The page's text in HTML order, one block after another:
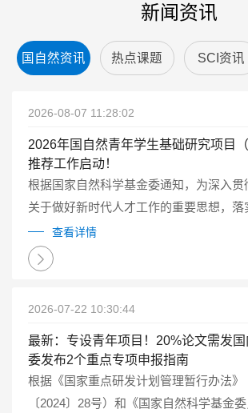
新闻资讯
国自然资讯 热点课题 SCI资讯
2026-08-07 11:28:02
2026年国自然青年学生基础研究项目（
推荐工作启动！
根据国家自然科学基金委通知，为深入贯
关于做好新时代人才工作的重要思想，落
人才一体化发展的要求，2026年自然科学
实施国家自然科学基金青年学生基础研究
生）（以下简称博士生项目）...
查看详情
2026-07-22 10:30:44
最新：专设青年项目！20%论文需发
委发布2个重点专项申报指南
根据《国家重点研发计划管理暂行办法》
〔2024〕28号）和《国家自然科学基金